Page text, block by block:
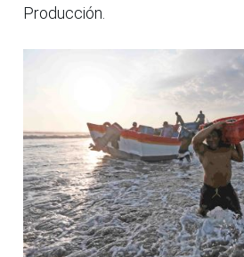
Producción.